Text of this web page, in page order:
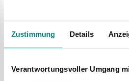
Zustimmung Details
Verantwortungsvoller Umgang